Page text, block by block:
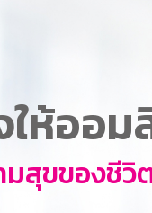
ให้ออ
มสุขของชี